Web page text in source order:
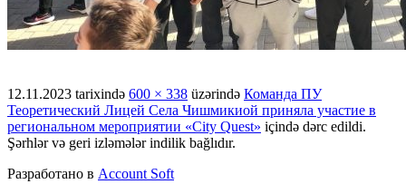
12.11.2023 tarixində 600 × 338 üzərində Команда ПУ
Теоретический Лицей Села Чишмикиой приняла участие в
региональном мероприятии «City Quest» içində dərc edildi.
Şərhlər və geri izləmələr indilik bağlıdır.
Разработано в Account Soft